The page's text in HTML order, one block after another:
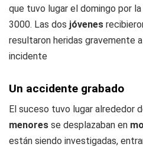
que tuvo lugar el domingo por
3000. Las dos jóvenes
resultaron heridas gravemente
incidente
Un accidente grabado
El suceso tuvo lugar alrededor
menores se desplazaban en
están siendo investigadas,